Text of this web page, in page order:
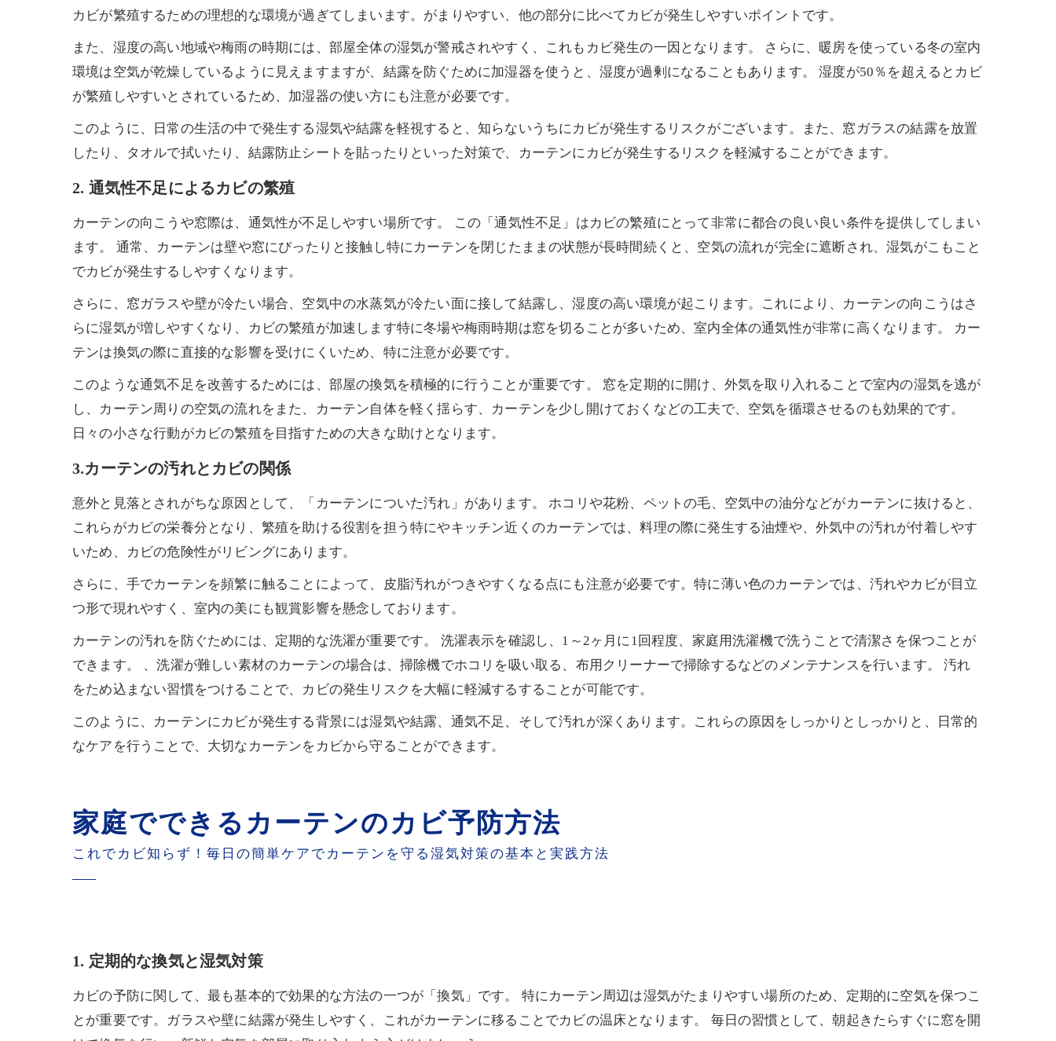
カビが繁殖するための理想的な環境が過ぎてしまいます。がまりやすい、他の部分に比べてカビが発生しやすいポイントです。
また、湿度の高い地域や梅雨の時期には、部屋全体の湿気が警戒されやすく、これもカビ発生の一因となります。 さらに、暖房を使っている冬の室内
環境は空気が乾燥しているように見えますますが、結露を防ぐために加湿器を使うと、湿度が過剰になることもあります。 湿度が50％を超えるとカビ
が繁殖しやすいとされているため、加湿器の使い方にも注意が必要です。
このように、日常の生活の中で発生する湿気や結露を軽視すると、知らないうちにカビが発生するリスクがございます。また、窓ガラスの結露を放置
したり、タオルで拭いたり、結露防止シートを貼ったりといった対策で、カーテンにカビが発生するリスクを軽減することができます。
2. 通気性不足によるカビの繁殖
カーテンの向こうや窓際は、通気性が不足しやすい場所です。 この「通気性不足」はカビの繁殖にとって非常に都合の良い良い条件を提供してしまい
ます。 通常、カーテンは壁や窓にぴったりと接触し特にカーテンを閉じたままの状態が長時間続くと、空気の流れが完全に遮断され、湿気がこもこと
でカビが発生するしやすくなります。
さらに、窓ガラスや壁が冷たい場合、空気中の水蒸気が冷たい面に接して結露し、湿度の高い環境が起こります。これにより、カーテンの向こうはさ
らに湿気が増しやすくなり、カビの繁殖が加速します特に冬場や梅雨時期は窓を切ることが多いため、室内全体の通気性が非常に高くなります。 カー
テンは換気の際に直接的な影響を受けにくいため、特に注意が必要です。
このような通気不足を改善するためには、部屋の換気を積極的に行うことが重要です。 窓を定期的に開け、外気を取り入れることで室内の湿気を逃が
し、カーテン周りの空気の流れをまた、カーテン自体を軽く揺らす、カーテンを少し開けておくなどの工夫で、空気を循環させるのも効果的です。
日々の小さな行動がカビの繁殖を目指すための大きな助けとなります。
3.カーテンの汚れとカビの関係
意外と見落とされがちな原因として、「カーテンについた汚れ」があります。 ホコリや花粉、ペットの毛、空気中の油分などがカーテンに抜けると、
これらがカビの栄養分となり、繁殖を助ける役割を担う特にやキッチン近くのカーテンでは、料理の際に発生する油煙や、外気中の汚れが付着しやす
いため、カビの危険性がリビングにあります。
さらに、手でカーテンを頻繁に触ることによって、皮脂汚れがつきやすくなる点にも注意が必要です。特に薄い色のカーテンでは、汚れやカビが目立
つ形で現れやすく、室内の美にも観賞影響を懸念しております。
カーテンの汚れを防ぐためには、定期的な洗濯が重要です。 洗濯表示を確認し、1～2ヶ月に1回程度、家庭用洗濯機で洗うことで清潔さを保つことが
できます。 、洗濯が難しい素材のカーテンの場合は、掃除機でホコリを吸い取る、布用クリーナーで掃除するなどのメンテナンスを行います。 汚れ
をため込まない習慣をつけることで、カビの発生リスクを大幅に軽減するすることが可能です。
このように、カーテンにカビが発生する背景には湿気や結露、通気不足、そして汚れが深くあります。これらの原因をしっかりとしっかりと、日常的
なケアを行うことで、大切なカーテンをカビから守ることができます。
家庭でできるカーテンのカビ予防方法
これでカビ知らず！毎日の簡単ケアでカーテンを守る湿気対策の基本と実践方法
1. 定期的な換気と湿気対策
カビの予防に関して、最も基本的で効果的な方法の一つが「換気」です。 特にカーテン周辺は湿気がたまりやすい場所のため、定期的に空気を保つこ
とが重要です。ガラスや壁に結露が発生しやすく、これがカーテンに移ることでカビの温床となります。 毎日の習慣として、朝起きたらすぐに窓を開